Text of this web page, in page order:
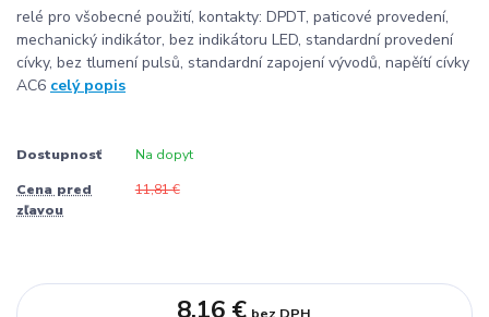
relé pro všobecné použití, kontakty: DPDT, paticové provedení,
mechanický indikátor, bez indikátoru LED, standardní provedení
cívky, bez tlumení pulsů, standardní zapojení vývodů, napěítí cívky
AC6 celý popis
Dostupnosť Na dopyt
Cena pred
zľavou
11,81 €
8,16 € bez DPH